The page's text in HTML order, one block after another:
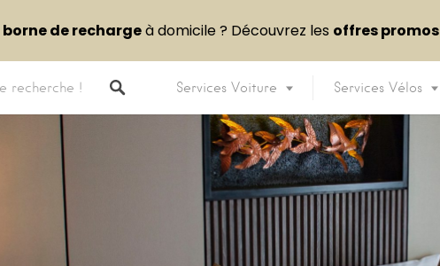
Services Voiture Services Vélos
borne de rechargeà domicile ? Découvrez les offres promos